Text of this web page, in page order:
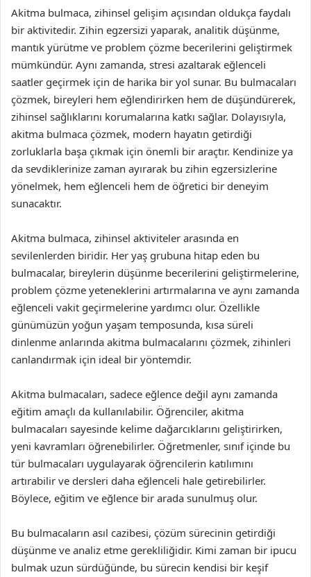
Akitma bulmaca, zihinsel gelişim açısından oldukça faydalı
bir aktivitedir. Zihin egzersizi yaparak, analitik düşünme,
mantık yürütme ve problem çözme becerilerini geliştirmek
mümkündür. Aynı zamanda, stresi azaltarak eğlenceli
saatler geçirmek için de harika bir yol sunar. Bu bulmacaları
çözmek, bireyleri hem eğlendirirken hem de düşündürerek,
zihinsel sağlıklarını korumalarına katkı sağlar. Dolayısıyla,
akitma bulmaca çözmek, modern hayatın getirdiği
zorluklarla başa çıkmak için önemli bir araçtır. Kendinize ya
da sevdiklerinize zaman ayırarak bu zihin egzersizlerine
yönelmek, hem eğlenceli hem de öğretici bir deneyim
sunacaktır.
Akitma bulmaca, zihinsel aktiviteler arasında en
sevilenlerden biridir. Her yaş grubuna hitap eden bu
bulmacalar, bireylerin düşünme becerilerini geliştirmelerine,
problem çözme yeteneklerini artırmalarına ve aynı zamanda
eğlenceli vakit geçirmelerine yardımcı olur. Özellikle
günümüzün yoğun yaşam temposunda, kısa süreli
dinlenme anlarında akitma bulmacalarını çözmek, zihinleri
canlandırmak için ideal bir yöntemdir.
Akitma bulmacaları, sadece eğlence değil aynı zamanda
eğitim amaçlı da kullanılabilir. Öğrenciler, akitma
bulmacaları sayesinde kelime dağarcıklarını geliştirirken,
yeni kavramları öğrenebilirler. Öğretmenler, sınıf içinde bu
tür bulmacaları uygulayarak öğrencilerin katılımını
artırabilir ve dersleri daha eğlenceli hale getirebilirler.
Böylece, eğitim ve eğlence bir arada sunulmuş olur.
Bu bulmacaların asıl cazibesi, çözüm sürecinin getirdiği
düşünme ve analiz etme gerekliliğidir. Kimi zaman bir ipucu
bulmak uzun sürdüğünde, bu sürecin kendisi bir keşif